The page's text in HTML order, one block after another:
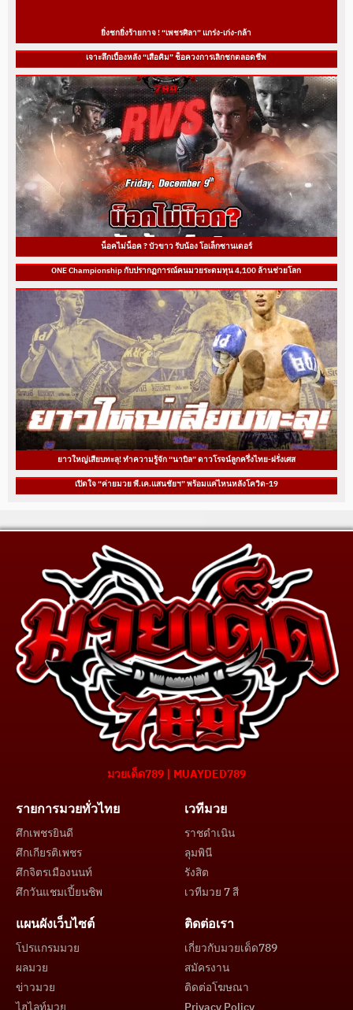
ยิ่งชกยิ่งร้ายกาจ ! “เพชรศิลา” แกร่ง-เก่ง-กล้า
เจาะลึกเบื้องหลัง “เสือคิม” ช็อควงการเลิกชกตลอดชีพ
น็อคไม่น็อค ? บัวขาว รับน้อง โอเล็กซานเดอร์
ONE Championship กับปรากฏการณ์คนมวยระดมทุน 4,100 ล้านช่วยโลก
ยาวใหญ่เสียบทะลุ! ทำความรู้จัก “นาบิล” ดาวโรจน์ลูกครึ่งไทย-ฝรั่งเศส
เปิดใจ “ค่ายมวย พี.เค.แสนชัยฯ” พร้อมแค่ไหนหลังโควิด-19
มวยเด็ด789 | MUAYDED789
รายการมวยทั่วไทย
ศึกเพชรยินดี
ศึกเกียรติเพชร
ศึกจิตรเมืองนนท์
ศึกวันแชมเปี้ยนชิพ
เวทีมวย
ราชดำเนิน
ลุมพินี
รังสิต
เวทีมวย 7 สี
แผนผังเว็บไซต์
โปรแกรมมวย
ผลมวย
ข่าวมวย
ติดต่อเรา
เกี่ยวกับมวยเด็ด789
สมัครงาน
ติดต่อโฆษณา